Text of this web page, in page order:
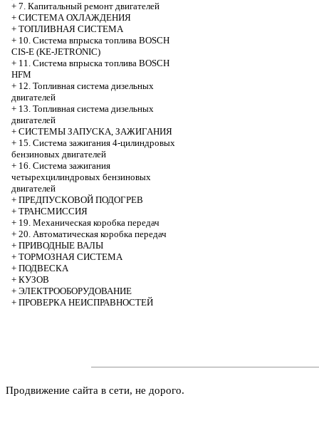
+ 7. Капитальный ремонт двигателей
+ СИСТЕМА ОХЛАЖДЕНИЯ
+ ТОПЛИВНАЯ СИСТЕМА
+ 10. Система впрыска топлива BOSCH
CIS-E (KE-JETRONIC)
+ 11. Система впрыска топлива BOSCH
HFM
+ 12. Топливная система дизельных
двигателей
+ 13. Топливная система дизельных
двигателей
+ СИСТЕМЫ ЗАПУСКА, ЗАЖИГАНИЯ
+ 15. Система зажигания 4-цилиндровых
бензиновых двигателей
+ 16. Система зажигания
четырехцилиндровых бензиновых
двигателей
+ ПРЕДПУСКОВОЙ ПОДОГРЕВ
+ ТРАНСМИССИЯ
+ 19. Механическая коробка передач
+ 20. Автоматическая коробка передач
+ ПРИВОДНЫЕ ВАЛЫ
+ ТОРМОЗНАЯ СИСТЕМА
+ ПОДВЕСКА
+ КУЗОВ
+ ЭЛЕКТРООБОРУДОВАНИЕ
+ ПРОВЕРКА НЕИСПРАВНОСТЕЙ
Продвижение сайта в сети, не дорого.